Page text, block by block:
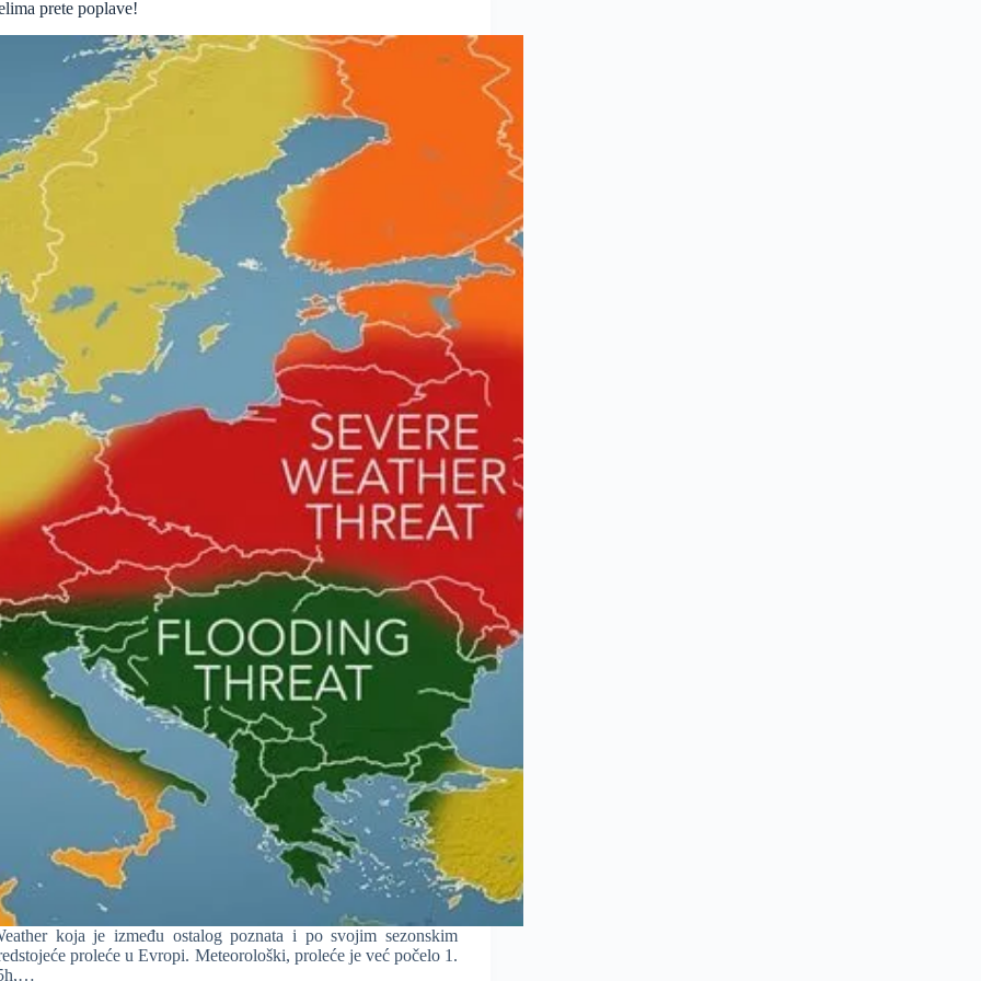
prete poplave!
koja je između ostalog poznata i po svojim sezonskim
proleće u Evropi. Meteorološki, proleće je već počelo 1.